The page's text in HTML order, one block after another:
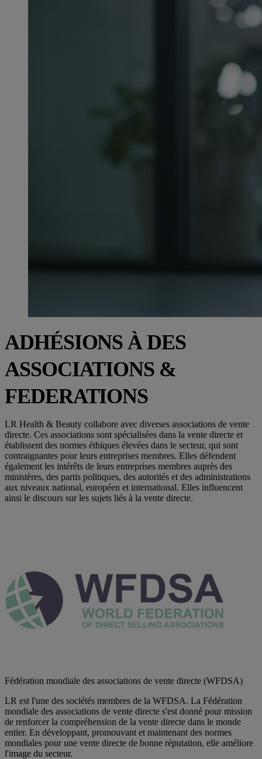
ADHÉSIONS À DES
ASSOCIATIONS &
FEDERATIONS
LR Health & Beauty collabore avec diverses associations de vente
directe. Ces associations sont spécialisées dans la vente directe et
établissent des normes éthiques élevées dans le secteur, qui sont
contraignantes pour leurs entreprises membres. Elles défendent
également les intérêts de leurs entreprises membres auprès des
ministères, des partis politiques, des autorités et des administrations
aux niveaux national, européen et international. Elles influencent
ainsi le discours sur les sujets liés à la vente directe.
Fédération mondiale des associations de vente directe (WFDSA)
LR est l'une des sociétés membres de la WFDSA. La Fédération
mondiale des associations de vente directe s'est donné pour mission
de renforcer la compréhension de la vente directe dans le monde
entier. En développant, promouvant et maintenant des normes
mondiales pour une vente directe de bonne réputation, elle améliore
l'image du secteur.